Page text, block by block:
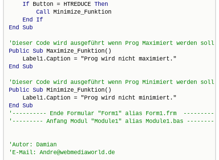
If Button = HTREDUCE Then
Call Minimize_Funktion
End
If
End Sub
Public Sub Maximize_Funktion()
End Sub
Public Sub Minimize_Funktion()
End Sub